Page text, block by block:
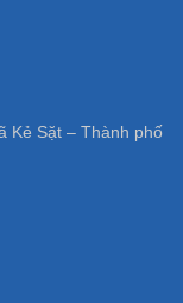
Kẻ Sặt – Thành phố